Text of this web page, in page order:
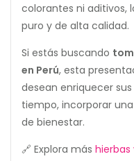
colorantes ni aditivos,
puro y de alta calidad.
Si estás buscando
en Perú, esta
desean enriquecer
tiempo, incorporar
de bienestar.
🔗 Explora más hierbas